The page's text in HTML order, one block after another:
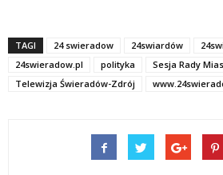
TAGI 24 swieradow 24swiardów
24swieradow.pl
polityka Sesja Rady
Telewizja Świeradów-Zdrój